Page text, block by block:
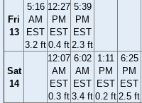
Fri
13
5:16
AM
EST
3.2 ft
12:27
PM
EST
0.4 ft
5:39
PM
EST
2.3 ft
Sat
14
12:07
AM
EST
0.3 ft
6:02
AM
EST
3.4 ft
1:11
PM
EST
0.2 ft
6:25
PM
EST
2.5 ft